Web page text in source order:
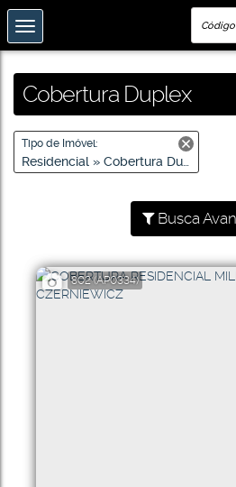
Cobertura Duplex
Tipo de Imóvel:
Residencial » Cobertura Duplex
Busca
802 (AP0334)